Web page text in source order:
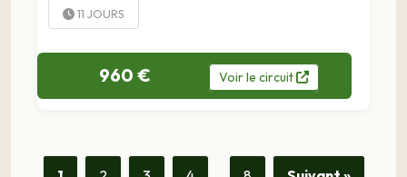
travers un trek de toute beauté,...
11 JOURS
960 € Voirle circuit